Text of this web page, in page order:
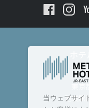
池袋駅
当ウェブサイ